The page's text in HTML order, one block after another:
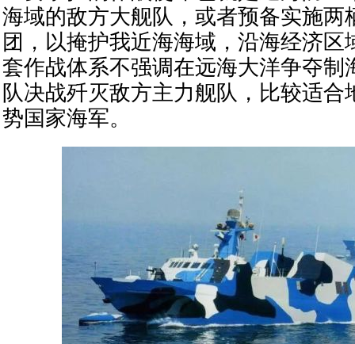
海域的敌方大舰队，或者预备实施两
团，以掩护我近海海域，沿海经济区
套作战体系不强调在远海大洋争夺制
队决战歼灭敌方主力舰队，比较适合
势国家海军。